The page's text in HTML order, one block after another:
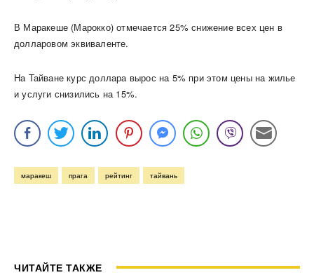
В Маракеше (Марокко) отмечается 25% снижение всех цен в
долларовом эквиваленте.
На Тайване курс доллара вырос на 5% при этом цены на жилье
и услуги снизились на 15%.
маракеш прага рейтинг тайвань
ЧИТАЙТЕ ТАКЖЕ